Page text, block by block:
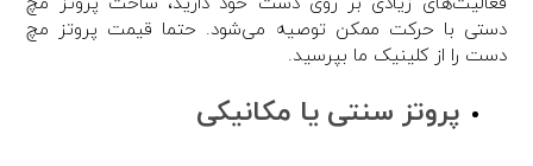
دستی با حرکت ممکن توصیه می‌شود. حتما قیمت پروتز مچ
دست را از کلینیک‌ ما بپرسید.
پروتز سنتی یا مکانیکی